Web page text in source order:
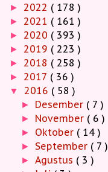
► 2022 ( 178 )
► 2021 ( 161 )
► 2020 ( 393 )
► 2019 ( 223 )
► 2018 ( 258 )
► 2017 ( 36 )
▼ 2016 ( 58 )
► Desember ( 7 )
► November ( 6 )
► Oktober ( 14 )
► September ( 7 )
►Agustus ( 3 )